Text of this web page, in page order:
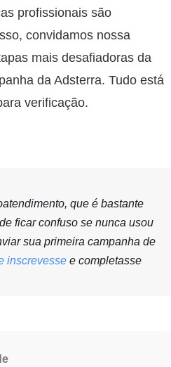
profissionais são
convidamos nossa
mais desafiadoras da
da Adsterra. Tudo está
verificação.
que é bastante
ficar confuso se nunca usou
sua primeira campanha de
inscrevesse e completasse